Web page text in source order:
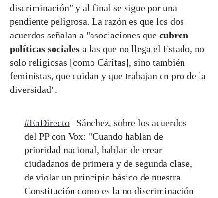
discriminación" y al final se sigue por una
pendiente peligrosa. La razón es que los dos
acuerdos señalan a "asociaciones que cubren
políticas sociales a las que no llega el Estado, no
solo religiosas [como Cáritas], sino también
feministas, que cuidan y que trabajan en pro de la
diversidad".
#EnDirecto | Sánchez, sobre los acuerdos
del PP con Vox: "Cuando hablan de
prioridad nacional, hablan de crear
ciudadanos de primera y de segunda clase,
de violar un principio básico de nuestra
Constitución como es la no discriminación